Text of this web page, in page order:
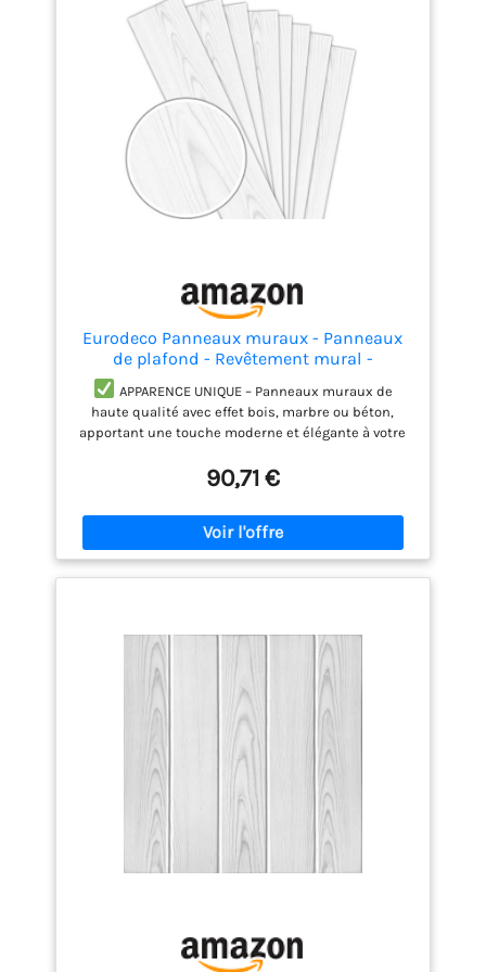
Eurodeco Panneaux muraux - Panneaux
de plafond - Revêtement mural -
Décoration murale - Aspect bois & aspect
béton - En polystyrèn (20m², P02)
APPARENCE UNIQUE – Panneaux muraux de
haute qualité avec effet bois, marbre ou béton,
apportant une touche moderne et élégante à votre
LÉGER & FLEXIBLE – Fabriqués en
similaire au styromousse. Dimensions : 100 x 16,7
cm, épaisseur : 3 mm. Faciles à manipuler et
installer.
INSTALLATION FACILE – Aucun outil
spécial requis ! Pose rapide avec de la colle de
REMARQUES IMPORTANTES – Non adapté aux salles
de bains ou cuisines, sensible à la chaleur et à la
vapeur. Garder une distance de 100 cm des flammes
ouvertes ou utiliser une protection en verre.
PROTECTION DÉCORATIVE – Offre une isolation
thermique et acoustique minimale, principalement
conçue pour la décoration murale. Les couleurs
peuvent légèrement varier selon l'affichage de
90,71 €